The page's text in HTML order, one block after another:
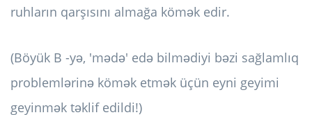
ruhların qarşısını almağa kömək edir.
(Böyük B -yə, 'mədə' edə bilmədiyi bəzi sağlamlıq
problemlərinə kömək etmək üçün eyni geyimi
geyinmək təklif edildi!)